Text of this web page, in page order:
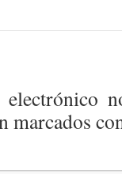
marcados